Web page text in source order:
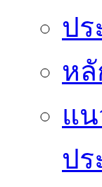
ป
ห
แน
ป